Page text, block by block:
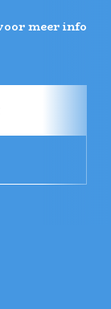
meer info